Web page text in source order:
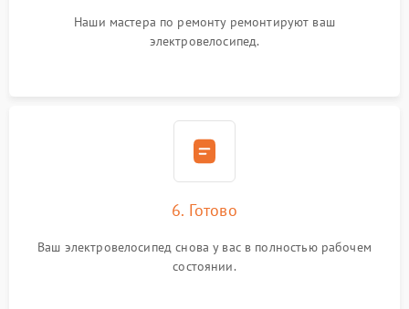
Наши мастера по ремонту ремонтируют ваш
электровелосипед.
6. Готово
Ваш электровелосипед снова у вас в полностью рабочем
состоянии.